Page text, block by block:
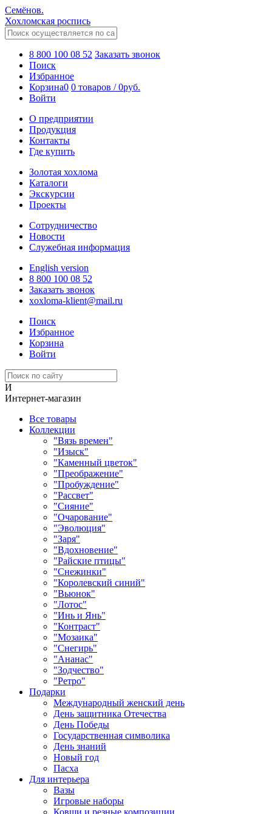
Семёнов.
Хохломская роспись
8 800 100 08 52 Заказать звонок
Поиск
Избранное
Корзина0 0 товаров /0руб.
Войти
О предприятии
Продукция
Контакты
Где купить
Золотая хохлома
Каталоги
Экскурсии
Проекты
Сотрудничество
Новости
Служебная информация
English version
8 800 100 08 52
Заказать звонок
xoxloma-klient@mail.ru
Поиск
Избранное
Корзина
Войти
И
Интернет-магазин
Все товары
Коллекции
"Вязь времен"
"Изыск"
"Каменный цветок"
"Преображение"
"Пробуждение"
"Рассвет"
"Сияние"
"Очарование"
"Эволюция"
"Заря"
"Вдохновение"
"Райские птицы"
"Снежинки"
"Королевский синий"
"Вьюнок"
"Лотос"
"Инь и Янь"
"Контраст"
"Мозаика"
"Снегирь"
"Ананас"
"Зодчество"
"Ретро"
Подарки
Международный женский день
День защитника Отечества
День Победы
Государственная символика
День знаний
Новый год
Пасха
Для интерьера
Вазы
Игровые наборы
Ковши и резные композиции